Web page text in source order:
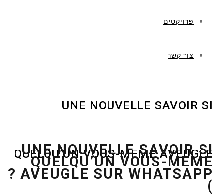
פרויקטים
צור קשר
UNE NOUVELLE SAVOIR SI
QUELQU’UN VOUS-MEME AVEUGLE
UNE NOUVELLE SAVOIR SI
QUELQU’UN VOUS-MEME
AVEUGLE SUR WHATSAPP ?
)